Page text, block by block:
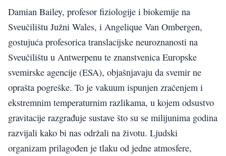
Damian Bailey, profesor fiziologije i biokemije na
Sveučilištu Južni Wales, i Angelique Van Ombergen,
gostujuća profesorica translacijske neuroznanosti na
Sveučilištu u Antwerpenu te znanstvenica Europske
svemirske agencije (ESA), objašnjavaju da svemir ne
oprašta pogreške. To je vakuum ispunjen zračenjem i
ekstremnim temperaturnim razlikama, u kojem odsustvo
gravitacije razgrađuje sustave što su se milijunima godina
razvijali kako bi nas održali na životu. Ljudski
organizam prilagođen je tlaku od jedne atmosfere,